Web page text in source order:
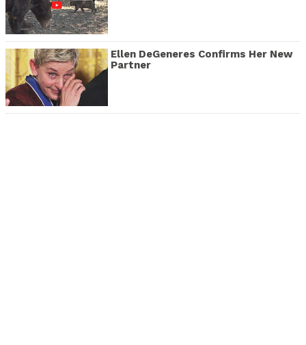
Ellen DeGeneres Confirms Her New
Partner